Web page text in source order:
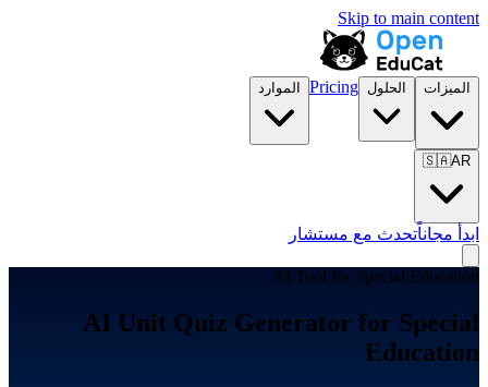
Skip to main content
الميزات الحلول Pricing الموارد
🇸🇦AR
ابدأ مجاناًتحدث مع مستشار
AI Tool for Special Education
AI Unit Quiz Generator for Special
Education